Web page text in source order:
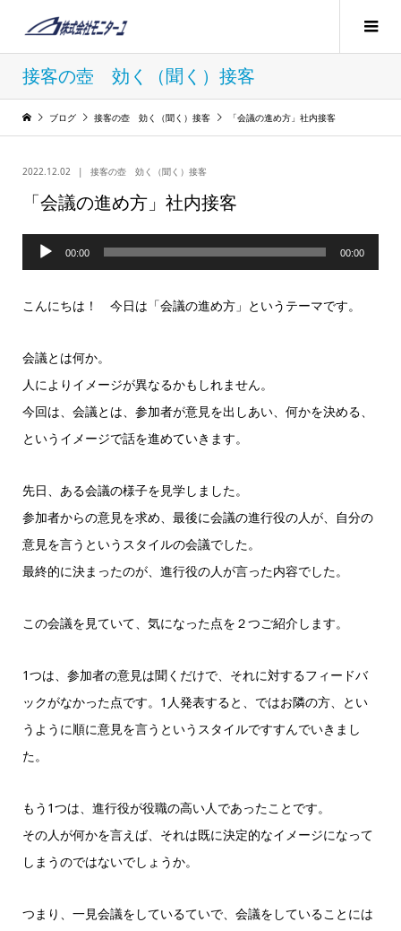
接客の壺 効く（聞く）接客
ブログ 接客の壺 効く（聞く）接客 「会議の進め方」社内接客
2022.12.02 接客の壺 効く（聞く）接客
「会議の進め方」社内接客
声
プ
ー
ヤ
ー
00:00 00:00
こんにちは！ 今日は「会議の進め方」というテーマです。
会議とは何か。
人によりイメージが異なるかもしれません。
今回は、会議とは、参加者が意見を出しあい、何かを決める、
というイメージで話を進めていきます。
先日、ある会議の様子を見学しました。
参加者からの意見を求め、最後に会議の進行役の人が、自分の
意見を言うというスタイルの会議でした。
最終的に決まったのが、進行役の人が言った内容でした。
この会議を見ていて、気になった点を２つご紹介します。
1つは、参加者の意見は聞くだけで、それに対するフィードバ
ックがなかった点です。1人発表すると、ではお隣の方、とい
うように順に意見を言うというスタイルですすんでいきまし
た。
もう1つは、進行役が役職の高い人であったことです。
その人が何かを言えば、それは既に決定的なイメージになって
しまうのではないでしょうか。
つまり、一見会議をしているていで、会議をしていることには